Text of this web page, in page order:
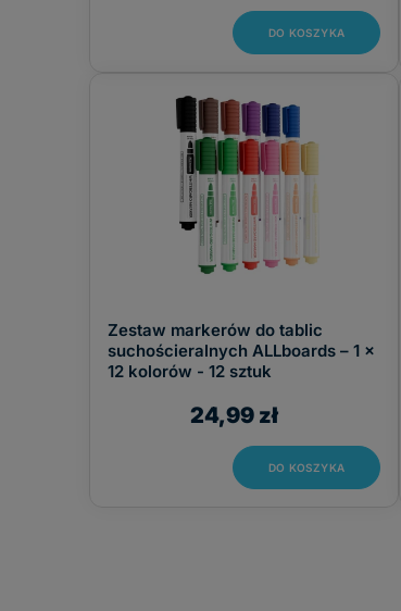
DO KOSZYKA
Zestaw markerów do tablic
suchościeralnych ALLboards – 1 x
12 kolorów - 12 sztuk
24,99 zł
DO KOSZYKA